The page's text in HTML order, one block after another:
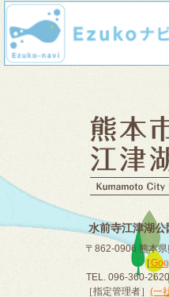
水前寺江津湖
〒862-0906 熊本
［
TEL. 096-360-
［指定管理者］ (一